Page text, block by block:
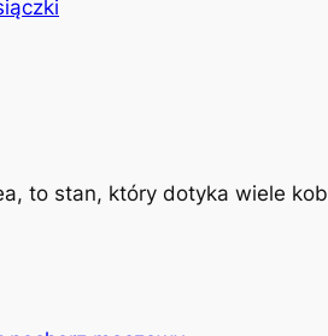
to stan, który dotyka wiele